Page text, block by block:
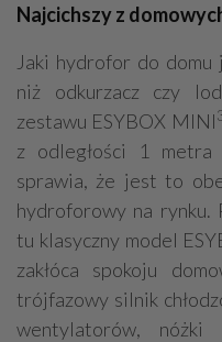
Najcichszy z
Jaki hydrofor do domu
niż odkurzacz czy
zestawu ESYBOX MINI
z odległości 1
sprawia, że jest to
hydroforowy na rynku.
tu klasyczny model
zakłóca spokoju
trójfazowy silnik
wentylatorów, nóżki